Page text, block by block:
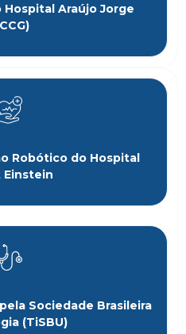
Araújo Jorge
Robótico do Hospital
Sociedade Brasileira
(TiSBU)